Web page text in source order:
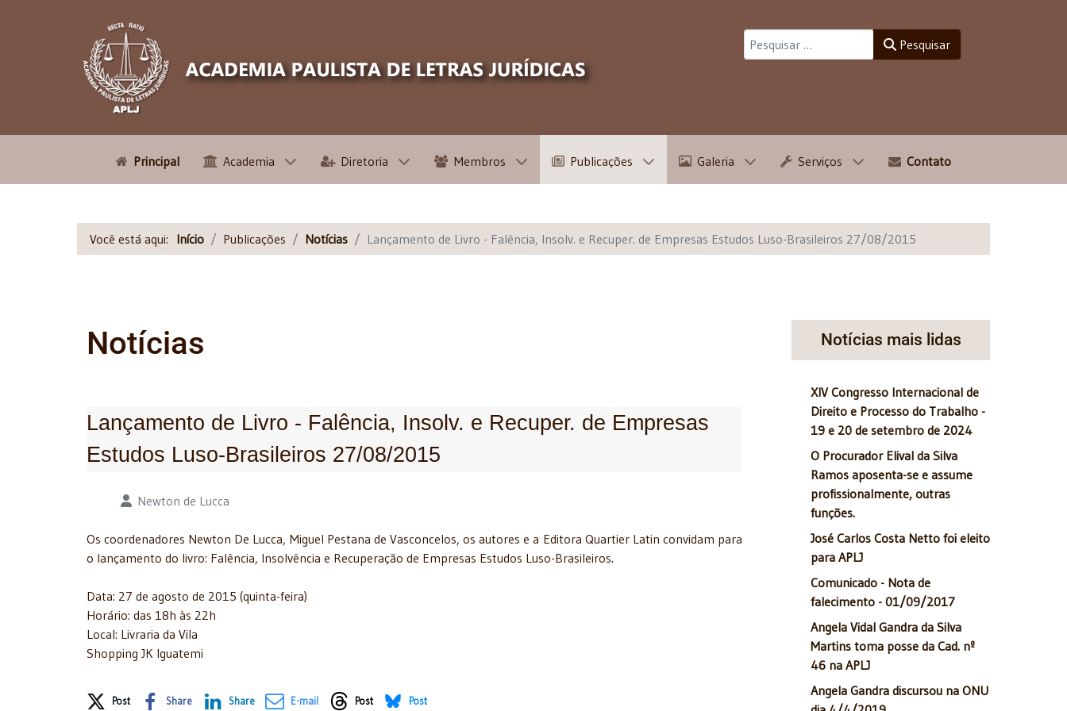
Pesquisar
Principal Academia Diretoria Membros Publicações Galeria Serviços Contato
Você está aqui: Início Publicações Notícias Lançamento de Livro - Falência, Insolv. e Recuper. de Empresas Estudos Luso-Brasileiros 27/08/2015
Notícias
Lançamento de Livro - Falência, Insolv. e Recuper. de Empresas
Estudos Luso-Brasileiros 27/08/2015
Detalhes Newton de Lucca
Os coordenadores Newton De Lucca, Miguel Pestana de Vasconcelos, os autores e a Editora Quartier Latin convidam para
o lançamento do livro: Falência, Insolvência e Recuperação de Empresas Estudos Luso-Brasileiros.
Data: 27 de agosto de 2015 (quinta-feira)
Horário: das 18h às 22h
Local: Livraria da Vila
Shopping JK Iguatemi
Share on Social Media
Post Share Share E-mail Post Post
Notícias mais lidas
XIV Congresso Internacional de
Direito e Processo do Trabalho -
19 e 20 de setembro de 2024
O Procurador Elival da Silva
Ramos aposenta-se e assume
profissionalmente, outras
funções.
José Carlos Costa Netto foi eleito
para APLJ
Comunicado - Nota de
falecimento - 01/09/2017
Angela Vidal Gandra da Silva
Martins toma posse da Cad. nº
46 na APLJ
Angela Gandra discursou na ONU